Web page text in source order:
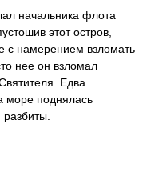
начальника флота
этот остров,
с намерением взломать
нее он взломал
Едва
море поднялась